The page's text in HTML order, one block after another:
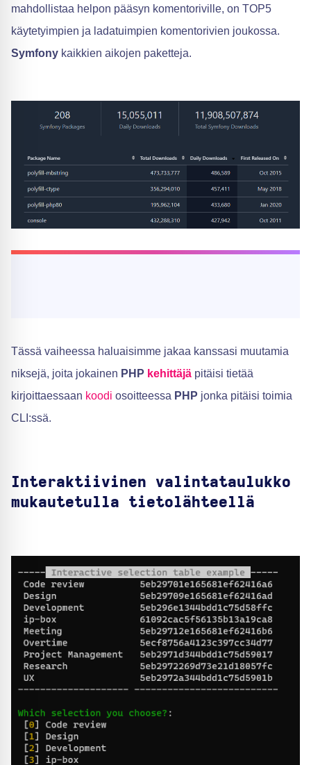
mahdollistaa helpon pääsyn komentoriville, on TOP5
käytetyimpien ja ladatuimpien komentorivien joukossa.
Symfony kaikkien aikojen paketteja.
Tässä vaiheessa haluaisimme jakaa kanssasi muutamia
niksejä, joita jokainen PHP kehittäjä pitäisi tietää
kirjoittaessaan koodi osoitteessa PHP jonka pitäisi toimia
CLI:ssä.
Interaktiivinen valintataulukko
mukautetulla tietolähteellä